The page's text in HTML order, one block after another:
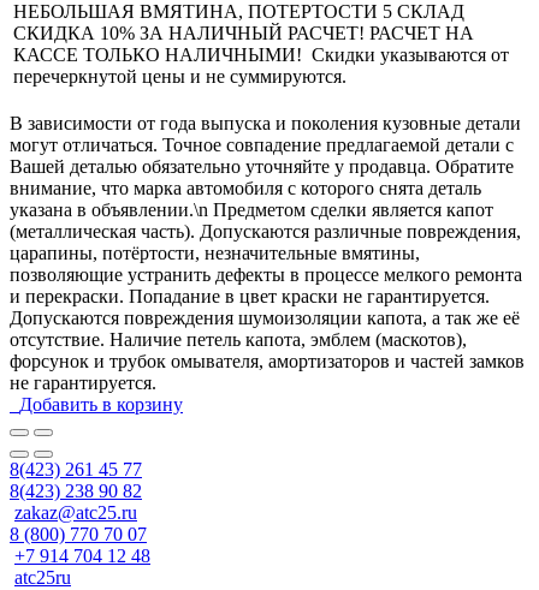
НЕБОЛЬШАЯ ВМЯТИНА, ПОТЕРТОСТИ 5 СКЛАД
СКИДКА 10% ЗА НАЛИЧНЫЙ РАСЧЕТ! РАСЧЕТ НА
КАССЕ ТОЛЬКО НАЛИЧНЫМИ! Скидки указываются от
перечеркнутой цены и не суммируются.
В зависимости от года выпуска и поколения кузовные детали
могут отличаться. Точное совпадение предлагаемой детали с
Вашей деталью обязательно уточняйте у продавца. Обратите
внимание, что марка автомобиля с которого снята деталь
указана в объявлении.\n Предметом сделки является капот
(металлическая часть). Допускаются различные повреждения,
царапины, потёртости, незначительные вмятины,
позволяющие устранить дефекты в процессе мелкого ремонта
и перекраски. Попадание в цвет краски не гарантируется.
Допускаются повреждения шумоизоляции капота, а так же её
отсутствие. Наличие петель капота, эмблем (маскотов),
форсунок и трубок омывателя, амортизаторов и частей замков
не гарантируется.
Добавить в корзину
8(423) 261 45 77
8(423) 238 90 82
zakaz@atc25.ru
8 (800) 770 70 07
+7 914 704 12 48
atc25ru